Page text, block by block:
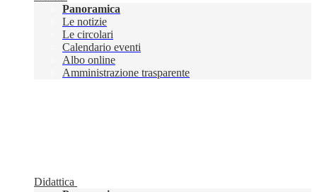
Panoramica
Le notizie
Le circolari
Calendario eventi
Albo online
Amministrazione trasparente
Didattica